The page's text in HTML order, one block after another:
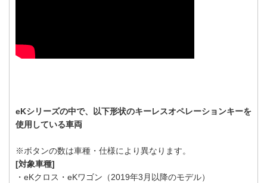
eKシリーズの中で、以下形状のキーレスオペレーションキーを
使用している車両
※ボタンの数は車種・仕様により異なります。
[対象車種]
・eKクロス・eKワゴン（2019年3月以降のモデル）